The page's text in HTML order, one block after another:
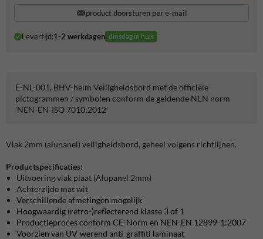
product doorsturen per e-mail
Levertijd:1-2 werkdagen dinsdag in huis
E-NL-001, BHV-helm Veiligheidsbord met de officiële
pictogrammen / symbolen conform de geldende NEN norm
'NEN-EN-ISO 7010:2012'
Vlak 2mm (alupanel) veiligheidsbord, geheel volgens richtlijnen.
Productspecificaties:
Uitvoering vlak plaat (Alupanel 2mm)
Achterzijde mat wit
Verschillende afmetingen mogelijk
Hoogwaardig (retro-)reflecterend klasse 3 of 1
Productieproces conform CE-Norm en NEN-EN 12899-1:2007
Voorzien van UV-werend anti-graffiti laminaat